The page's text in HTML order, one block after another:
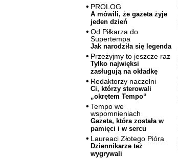
PROLOG
A mówili, że gazeta żyje
jeden dzień
Od Piłkarza do
Supertempa
Jak narodziła się legenda
Przeżyjmy to jeszcze raz
Tylko najwięksi
zasługują na okładkę
Redaktorzy naczelni
Ci, którzy sterowali
„okrętem Tempo“
Tempo we
wspomnieniach
Gazeta, która została w
pamięci i w sercu
Laureaci Złotego Pióra
Dziennikarze też
wygrywali